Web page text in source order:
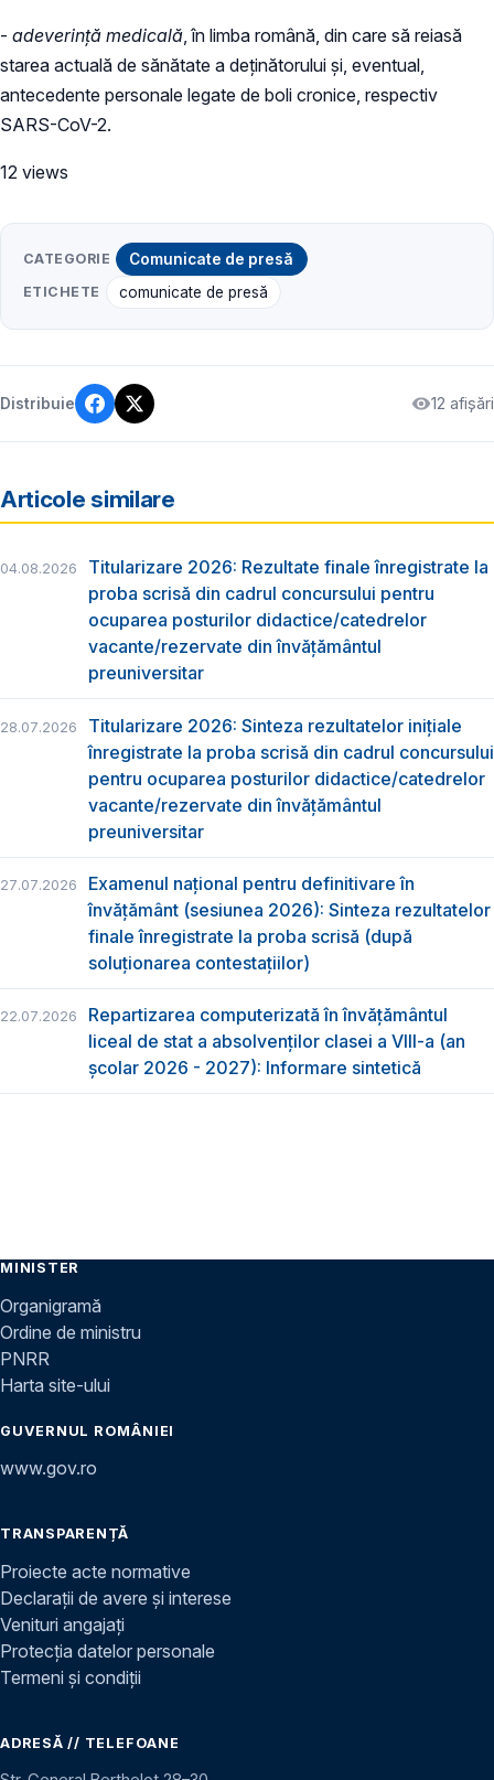
- adeverință medicală , în limba română, din care să reiasă
starea actuală de sănătate a deținătorului și, eventual,
antecedente personale legate de boli cronice, respectiv
SARS-CoV-2.
12 views
CATEGORIE Comunicate de presă
ETICHETE comunicate de presă
Distribuie 12 afișări
Articole similare
04.08.2026
Titularizare 2026: Rezultate finale înregistrate la
proba scrisă din cadrul concursului pentru
ocuparea posturilor didactice/catedrelor
vacante/rezervate din învăţământul
preuniversitar
28.07.2026
Titularizare 2026: Sinteza rezultatelor inițiale
înregistrate la proba scrisă din cadrul concursului
pentru ocuparea posturilor didactice/catedrelor
vacante/rezervate din învăţământul
preuniversitar
27.07.2026
Examenul național pentru definitivare în
învățământ (sesiunea 2026): Sinteza rezultatelor
finale înregistrate la proba scrisă (după
soluționarea contestațiilor)
22.07.2026
Repartizarea computerizată în învăţământul
liceal de stat a absolvenţilor clasei a VIII-a (an
școlar 2026 - 2027): Informare sintetică
MINISTER
Organigramă
Ordine de ministru
PNRR
Harta site-ului
GUVERNUL ROMÂNIEI
www.gov.ro
TRANSPARENȚĂ
Proiecte acte normative
Declarații de avere și interese
Venituri angajați
Protecția datelor personale
Termeni și condiții
ADRESĂ // TELEFOANE